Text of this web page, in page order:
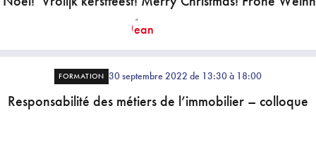
FORMATION 30 septembre 2022 de 13:30 à 18:00
Responsabilité des métiers de l’immobilier – colloque